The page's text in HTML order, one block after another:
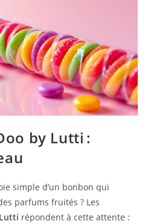
by Lutti :
simple d’un bonbon qui
parfums fruités ? Les
Lutti répondent à cette attente :